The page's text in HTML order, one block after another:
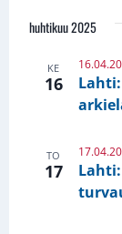
huhtikuu 2025
KE
16
TO
17